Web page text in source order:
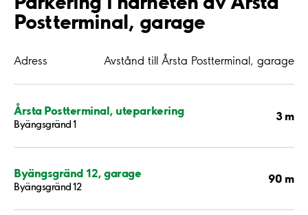
Postterminal, garage
Adress Avstånd till Årsta Postterminal, garage
Årsta Postterminal, uteparkering
Byängsgränd 1
3 m
Byängsgränd 12, garage
Byängsgränd 12
90 m